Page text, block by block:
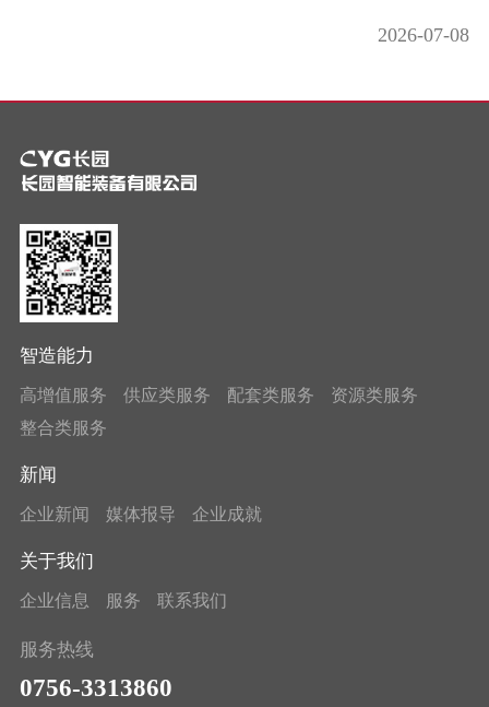
2026-07-08
智造能力
高增值服务 供应类服务 配套类服务
资源类服务
整合类服务
新闻
企业新闻 媒体报导 企业成就
关于我们
企业信息 服务 联系我们
服务热线
0756-3313860